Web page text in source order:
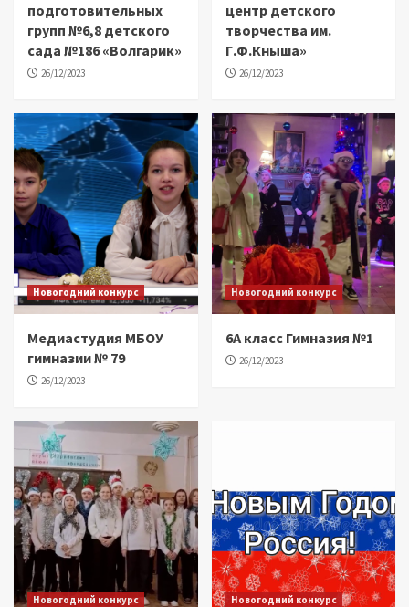
подготовительных
групп №6,8 детского
сада №186 «Волгарик»
26/12/2023
центр детского
творчества им.
Г.Ф.Кныша»
26/12/2023
Новогодний конкурс
Медиастудия МБОУ
гимназии № 79
26/12/2023
Новогодний конкурс
6А класс Гимназия №1
26/12/2023
Новогодний конкурс Новогодний конкурс